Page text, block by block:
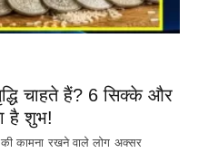
चाहते हैं? 6 सिक्के और
है शुभ!
कामना रखने वाले लोग अक्सर